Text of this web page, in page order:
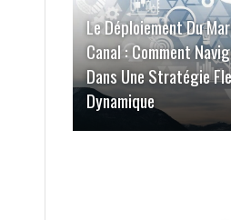
Le Déploiement Du
Canal : Comment
Dans Une Stratégie
Dynamique